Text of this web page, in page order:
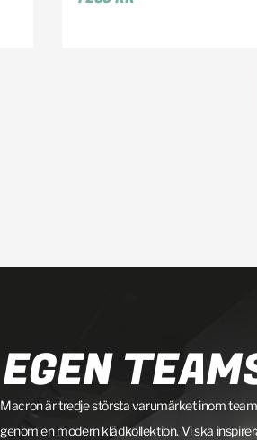
EGEN
Macron är tredje största varumärket inom
genom en modern klädkollektion. Vi ska